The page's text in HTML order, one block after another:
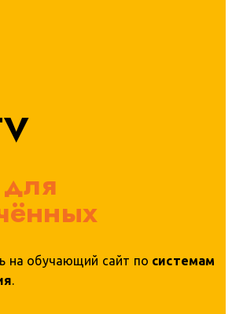
для
на обучающий сайт по системам